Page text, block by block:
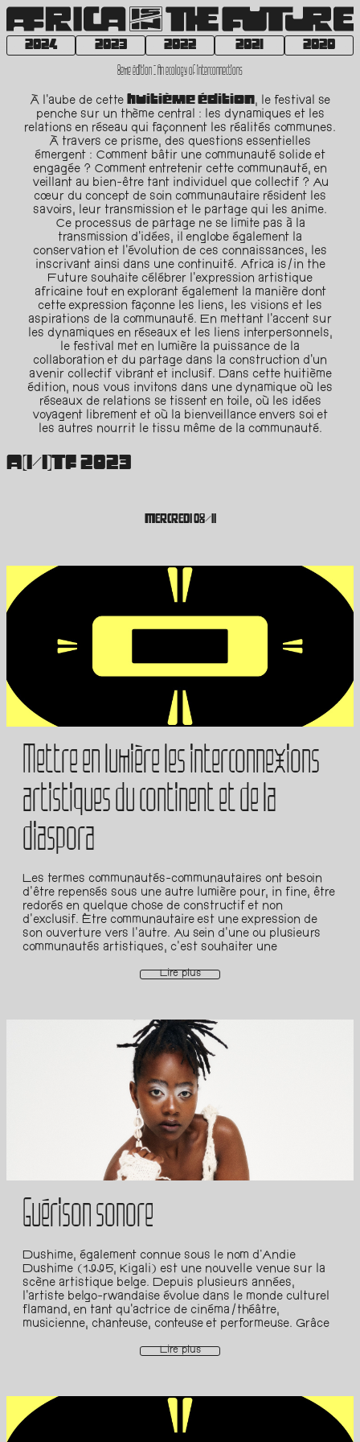
2024 2023 2022 2021 2020
8eme édition : An ecology of interconnections
À l'aube de cette huitième édition , le festival se
penche sur un thème central : les dynamiques et les
relations en réseau qui façonnent les réalités communes.
À travers ce prisme, des questions essentielles
émergent : Comment bâtir une communauté solide et
engagée ? Comment entretenir cette communauté, en
veillant au bien-être tant individuel que collectif ? Au
cœur du concept de soin communautaire résident les
savoirs, leur transmission et le partage qui les anime.
Ce processus de partage ne se limite pas à la
transmission d'idées, il englobe également la
conservation et l'évolution de ces connaissances, les
inscrivant ainsi dans une continuité. Africa is/in the
Future souhaite célébrer l'expression artistique
africaine tout en explorant également la manière dont
cette expression façonne les liens, les visions et les
aspirations de la communauté. En mettant l'accent sur
les dynamiques en réseaux et les liens interpersonnels,
le festival met en lumière la puissance de la
collaboration et du partage dans la construction d'un
avenir collectif vibrant et inclusif. Dans cette huitième
édition, nous vous invitons dans une dynamique où les
réseaux de relations se tissent en toile, où les idées
voyagent librement et où la bienveillance envers soi et
les autres nourrit le tissu même de la communauté.
A[I/I]TF 2023
MERCREDI 08/11
Mettre en lumière les interconnexions
artistiques du continent et de la
diaspora
Les termes communautés-communautaires ont besoin
d’être repensés sous une autre lumière pour, in fine, être
redorés en quelque chose de constructif et non
d’exclusif. Être communautaire est une expression de
son ouverture vers l’autre. Au sein d’une ou plusieurs
communautés artistiques, c’est souhaiter une
plutôt en termes d’intentions, pour que nos conditions
(un) ensemble & s’organiser. Alors, comment mettre en
lumière ces interconnexions ? Comment s’assurer que
quand on essaie de mettre en place des plateformes
basées sur les identités Noires & qu’on qualifie de
décoloniales, celles-ci ne deviennent pas à leur tour
exclusives, mais qu'elles incarnent plutôt une vision
inclusive et progressiste ? L'essence véritable de ces
plateformes réside dans la célébration de la richesse et
de la diversité des voix et des perspectives embrassant
une multitude de récits, d'histoires et de vécus. Dans
cette quête, le festival Africa is/in the Future se
positionne en tant que terrain d'échange et de réflexion.
pas des espaces clos, mais des portes d'entrée vers une
conversation élargie et un dialogue transcontinental.
Concept, où se rencontrent cultures, design et société.
La vision et mission au coeur de Noir Concept, est avant
tout une volonté de faire découvrir au monde entier ce
que l'Afrique Noire a de mieux en termes de designers,
créateur·ices, artistes, et de leur apporter plus de visibilité
globale en en faisant la promotion via différents canaux :
les portraits dans leurs articles de blogs, les interviews
vidéos, les échanges en format podcast, les expositions
culturelles et bien d'autres… En mai 2022, Noir
participer à distance à la Biennale des Arts de Dakar
2022. Étienne Minoungou est un comédien, conteur,
metteur en scène, dramaturge burkinabé et aussi un
Lire plus
Guérison sonore
Dushime, également connue sous le nom d'Andie
Dushime (1995, Kigali) est une nouvelle venue sur la
scène artistique belge. Depuis plusieurs années,
l'artiste belgo-rwandaise évolue dans le monde culturel
flamand, en tant qu'actrice de cinéma/théâtre,
musicienne, chanteuse, conteuse et performeuse. Grâce
son style de performance authentique, puissant et
expérimenté la superposition de la voix en la bouclant et
en l'échantillonnant de différentes manières. C'est ainsi
qu'a commencé sa quête musicale de textures et de
Lire plus